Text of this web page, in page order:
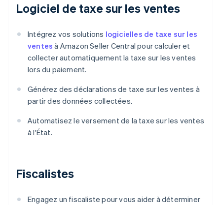
Logiciel de taxe sur les ventes
Intégrez vos solutions logicielles de taxe sur les
ventes à Amazon Seller Central pour calculer et
collecter automatiquement la taxe sur les ventes
lors du paiement.
Générez des déclarations de taxe sur les ventes à
partir des données collectées.
Automatisez le versement de la taxe sur les ventes
à l'État.
Fiscalistes
Engagez un fiscaliste pour vous aider à déterminer